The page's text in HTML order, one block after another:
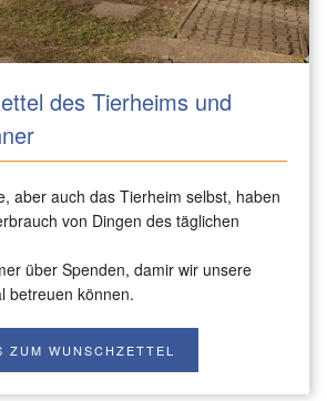
des Tierheims und
aber auch das Tierheim selbst, haben
von Dingen des täglichen
über Spenden, damir wir unsere
betreuen können.
ZUM WUNSCHZETTEL